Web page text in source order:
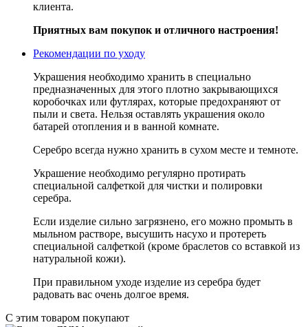
клиента.
Приятных вам покупок и отличного настроения!
Рекомендации по уходу
Украшения необходимо хранить в специально
предназначенных для этого плотно закрывающихся
коробочках или футлярах, которые предохраняют от
пыли и света. Нельзя оставлять украшения около
батарей отопления и в ванной комнате.
Серебро всегда нужно хранить в сухом месте и темноте.
Украшение необходимо регулярно протирать
специальной салфеткой для чистки и полировки
серебра.
Если изделие сильно загрязнено, его можно промыть в
мыльном растворе, высушить насухо и протереть
специальной салфеткой (кроме браслетов со вставкой из
натуральной кожи).
При правильном уходе изделие из серебра будет
радовать вас очень долгое время.
С этим товаром покупают